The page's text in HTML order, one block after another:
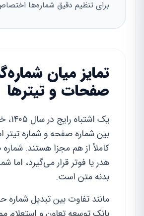
برای تنظیم دقیق شماره‌ها
تمایز میان
صفحات و تیترها
یک
بین شماره صفحه و شماره
کاملاً از هم مجزا هستند.
هدر یا فوتر قرار می‌گیرد، اما
بدنه متن است.
مانند تفاوت بین تبدیل شماره